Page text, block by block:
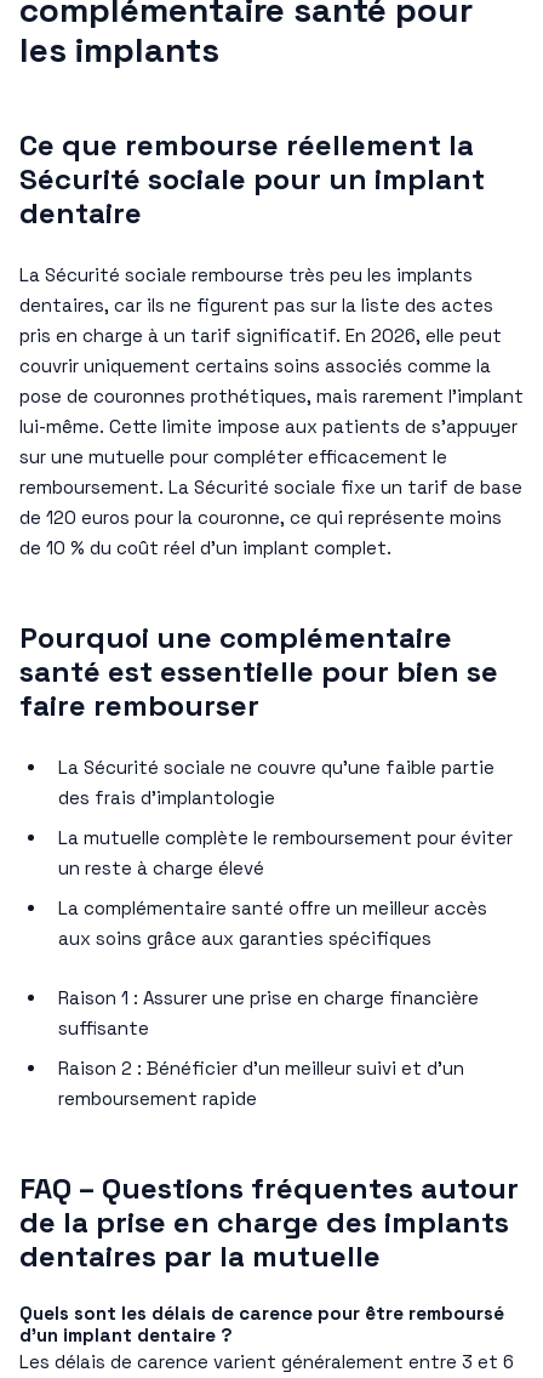
complémentaire santé pour
les implants
Ce que rembourse réellement la
Sécurité sociale pour un implant
dentaire
La Sécurité sociale rembourse très peu les implants
dentaires, car ils ne figurent pas sur la liste des actes
pris en charge à un tarif significatif. En 2026, elle peut
couvrir uniquement certains soins associés comme la
pose de couronnes prothétiques, mais rarement l’implant
lui-même. Cette limite impose aux patients de s’appuyer
sur une mutuelle pour compléter efficacement le
remboursement. La Sécurité sociale fixe un tarif de base
de 120 euros pour la couronne, ce qui représente moins
de 10 % du coût réel d’un implant complet.
Pourquoi une complémentaire
santé est essentielle pour bien se
faire rembourser
La Sécurité sociale ne couvre qu’une faible partie
des frais d’implantologie
La mutuelle complète le remboursement pour éviter
un reste à charge élevé
La complémentaire santé offre un meilleur accès
aux soins grâce aux garanties spécifiques
Raison 1 : Assurer une prise en charge financière
suffisante
Raison 2 : Bénéficier d’un meilleur suivi et d’un
remboursement rapide
FAQ – Questions fréquentes autour
de la prise en charge des implants
dentaires par la mutuelle
Quels sont les délais de carence pour être remboursé
d’un implant dentaire ?
Les délais de carence varient généralement entre 3 et 6